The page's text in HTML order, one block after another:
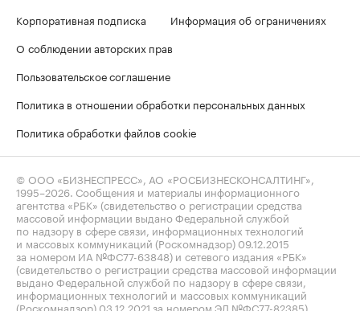
Корпоративная подписка
Информация об ограничениях
О соблюдении авторских прав
Пользовательское соглашение
Политика в отношении обработки персональных данных
Политика обработки файлов cookie
© ООО «БИЗНЕСПРЕСС», АО «РОСБИЗНЕСКОНСАЛТИНГ»,
1995–2026 . Сообщения и материалы информационного
агентства «РБК» (свидетельство о регистрации средства
массовой информации выдано Федеральной службой
по надзору в сфере связи, информационных технологий
и массовых коммуникаций (Роскомнадзор) 09.12.2015
за номером ИА №ФС77-63848) и сетевого издания «РБК»
(свидетельство о регистрации средства массовой информации
выдано Федеральной службой по надзору в сфере связи,
информационных технологий и массовых коммуникаций
(Роскомнадзор) 03.12.2021 за номером ЭЛ №ФС77-82385)